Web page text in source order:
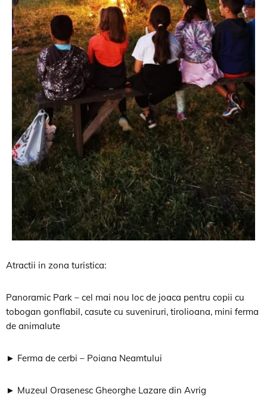
Atractii in zona turistica:
Panoramic Park – cel mai nou loc de joaca pentru copii cu
tobogan gonflabil, casute cu suveniruri, tirolioana, mini ferma
de animalute
► Ferma de cerbi – Poiana Neamtului
► Muzeul Orasenesc Gheorghe Lazare din Avrig